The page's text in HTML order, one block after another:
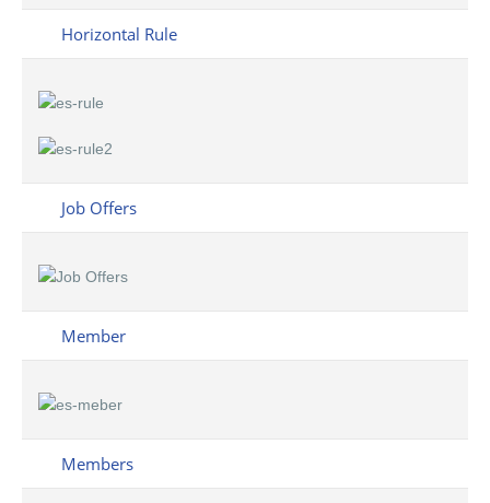
Horizontal Rule
Job Offers
Member
Members